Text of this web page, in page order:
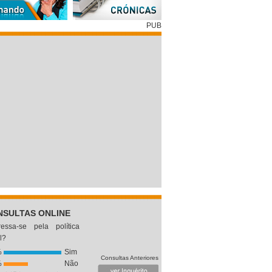
PUB
ONLINE
se pela política
Sim
Não
Consultas Anteriores